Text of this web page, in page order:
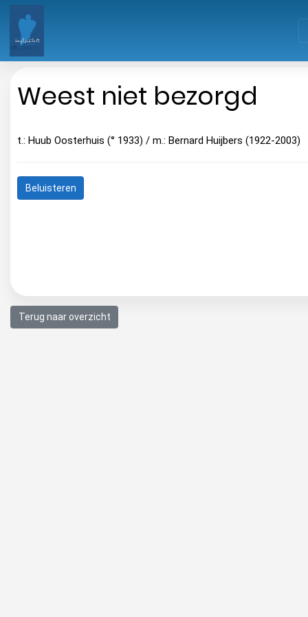
Weest niet bezorgd
t.: Huub Oosterhuis (° 1933) / m.: Bernard Huijbers (1922-2003)
Beluisteren
Terug naar overzicht